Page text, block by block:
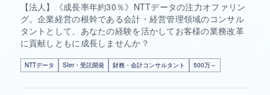
【法人】《成長率年約30％》NTTデータの注力オファリン
グ。企業経営の根幹である会計・経営管理領域のコンサル
タントとして、あなたの経験を活かしてお客様の業務改革
に貢献しともに成長しませんか？
NTTデータ SIer・受託開発 財務・会計コンサルタント 500万～